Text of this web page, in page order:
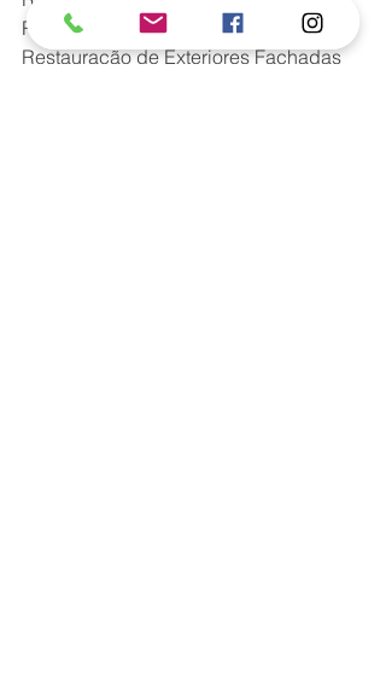
Região Nordeste BH,
Restauração de Exteriores Fachadas